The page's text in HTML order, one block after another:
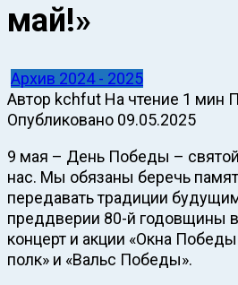
май!»
Архив 2024 - 2025
Автор kchfut На чтение 1 мин
Опубликовано 09.05.2025
9 мая – День Победы –
нас. Мы обязаны беречь
передавать традиции
преддверии 80-й годовщины
концерт и акции «Окна
полк» и «Вальс Победы».